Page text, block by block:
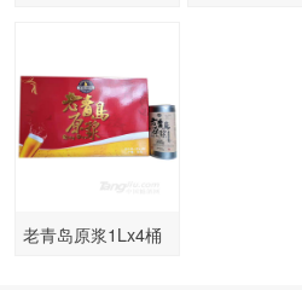
老青岛原浆1Lx4桶